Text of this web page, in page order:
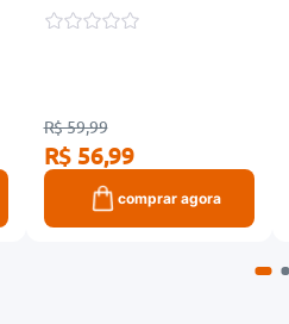
FPS60 UV Defender
R$ 59,99
R$ 56,99
comprar agora